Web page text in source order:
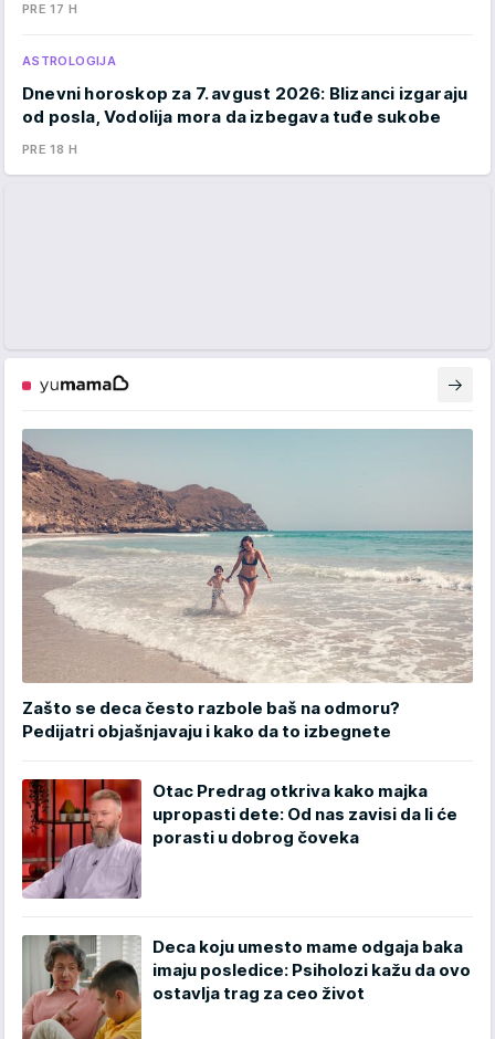
PRE 17 H
ASTROLOGIJA
Dnevni horoskop za 7. avgust 2026: Blizanci izgaraju
od posla, Vodolija mora da izbegava tuđe sukobe
PRE 18 H
Zašto se deca često razbole baš na odmoru?
Pedijatri objašnjavaju i kako da to izbegnete
Otac Predrag otkriva kako majka
upropasti dete: Od nas zavisi da li će
porasti u dobrog čoveka
Deca koju umesto mame odgaja baka
imaju posledice: Psiholozi kažu da ovo
ostavlja trag za ceo život